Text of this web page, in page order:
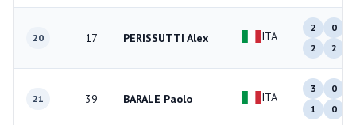
20 17 PERISSUTTI Alex ITA
2
0
2
2
21 39 BARALE Paolo ITA
3
0
1
0